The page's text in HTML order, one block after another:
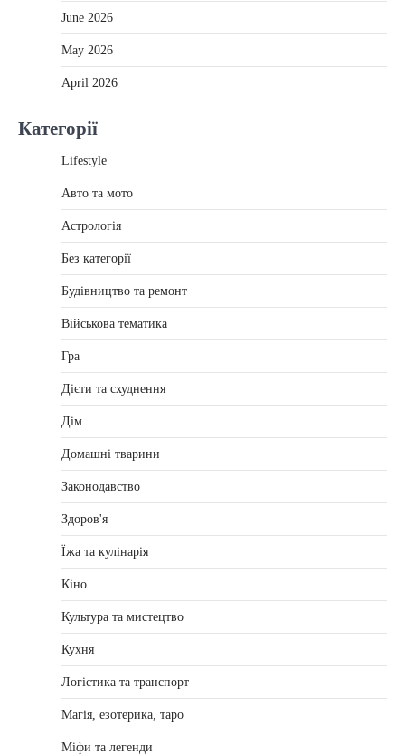
June 2026
May 2026
April 2026
Категорії
Lifestyle
Авто та мото
Астрологія
Без категорії
Будівництво та ремонт
Військова тематика
Гра
Дієти та схуднення
Дім
Домашні тварини
Законодавство
Здоров'я
Їжа та кулінарія
Кіно
Культура та мистецтво
Кухня
Логістика та транспорт
Магія, езотерика, таро
Міфи та легенди